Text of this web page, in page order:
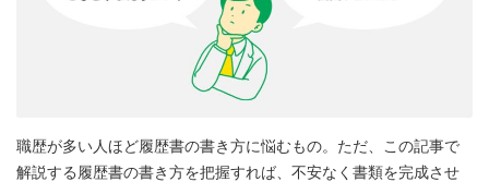
職歴が多い人ほど履歴書の書き方に悩むもの。ただ、この記事で
解説する履歴書の書き方を把握すれば、不安なく書類を完成させ